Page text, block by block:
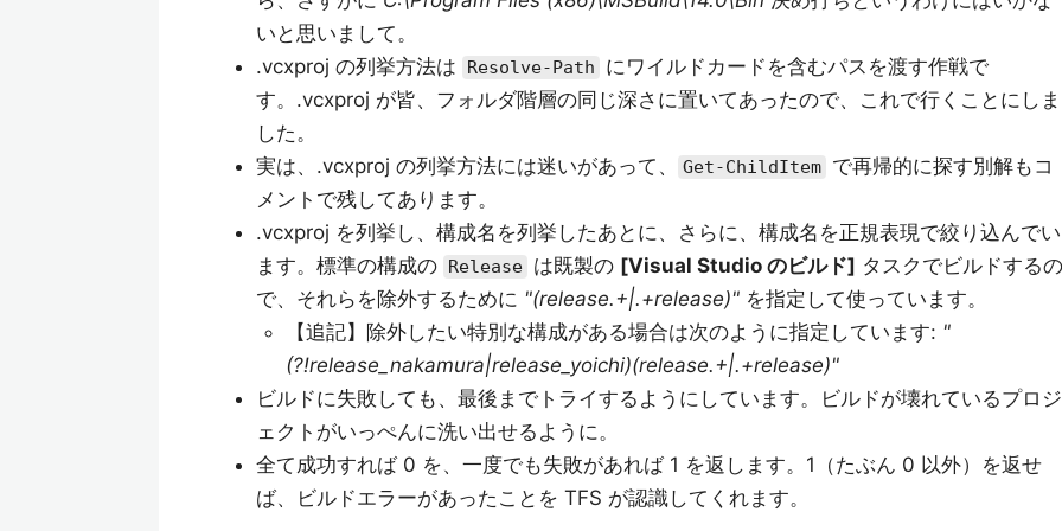
いと思いまして。
.vcxproj の列挙方法は
Resolve-Path
にワイルドカードを含むパスを渡す作戦で
す。.vcxproj が皆、フォルダ階層の同じ深さに置いてあったので、これで行くことにしま
した。
実は、.vcxproj の列挙方法には迷いがあって、
Get-ChildItem で再帰的に探す別解もコ
メントで残してあります。
.vcxproj を列挙し、構成名を列挙したあとに、さらに、構成名を正規表現で絞り込んでい
ます。標準の構成の Release は既製の [Visual Studio のビルド] タスクでビルドするの
で、それらを除外するために "(release.+|.+release)"を指定して使っています。
【追記】除外したい特別な構成がある場合は次のように指定しています: "
(?!release_nakamura|release_yoichi)(release.+|.+release)"
ビルドに失敗しても、最後までトライするようにしています。ビルドが壊れているプロジ
ェクトがいっぺんに洗い出せるように。
全て成功すれば 0 を、一度でも失敗があれば 1 を返します。1（たぶん 0 以外）を返せ
ば、ビルドエラーがあったことを TFS が認識してくれます。